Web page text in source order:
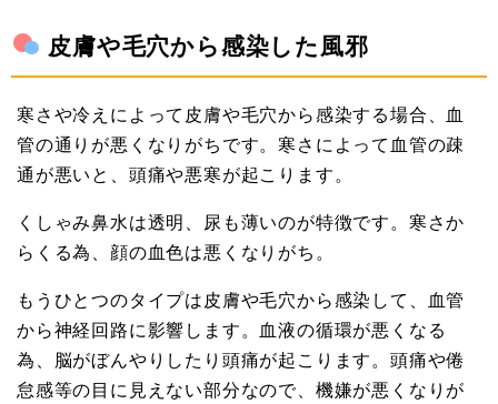
皮膚や毛穴から感染した風邪
寒さや冷えによって皮膚や毛穴から感染する場合、血
管の通りが悪くなりがちです。寒さによって血管の疎
通が悪いと、頭痛や悪寒が起こります。
くしゃみ鼻水は透明、尿も薄いのが特徴です。寒さか
らくる為、顔の血色は悪くなりがち。
もうひとつのタイプは皮膚や毛穴から感染して、血管
から神経回路に影響します。血液の循環が悪くなる
為、脳がぼんやりしたり頭痛が起こります。頭痛や倦
怠感等の目に見えない部分なので、機嫌が悪くなりが